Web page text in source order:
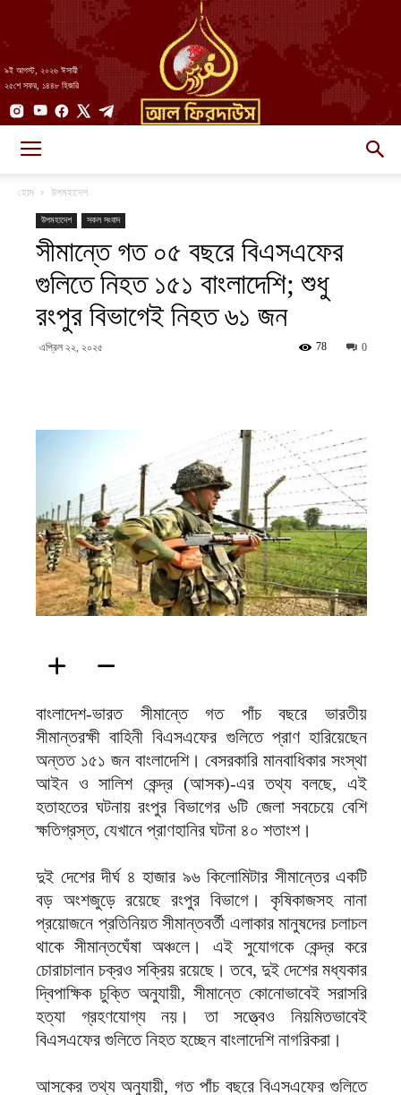
৯ই আগস্ট, ২০২৬ ঈসায়ী
২৫শে সফর, ১৪৪৮ হিজরি
||
আল-
হোম উপমহাদেশ
উপমহাদেশ সকল সংবাদ
সীমান্তে গত ০৫ বছরে বিএসএফের
গুলিতে নিহত ১৫১ বাংলাদেশি; শুধু
রংপুর বিভাগেই নিহত ৬১ জন
এপ্রিল ২২, ২০২৫ 0
78
বাংলাদেশ-ভারত সীমান্তে গত পাঁচ বছরে ভারতীয়
সীমান্তরক্ষী বাহিনী বিএসএফের গুলিতে প্রাণ হারিয়েছেন
অন্তত ১৫১ জন বাংলাদেশি। বেসরকারি মানবাধিকার সংস্থা
আইন ও সালিশ কেন্দ্র (আসক)-এর তথ্য বলছে, এই
হতাহতের ঘটনায় রংপুর বিভাগের ৬টি জেলা সবচেয়ে বেশি
ক্ষতিগ্রস্ত, যেখানে প্রাণহানির ঘটনা ৪০ শতাংশ।
দুই দেশের দীর্ঘ ৪ হাজার ৯৬ কিলোমিটার সীমান্তের একটি
বড় অংশজুড়ে রয়েছে রংপুর বিভাগে। কৃষিকাজসহ নানা
প্রয়োজনে প্রতিনিয়ত সীমান্তবর্তী এলাকার মানুষদের চলাচল
থাকে সীমান্তঘেঁষা অঞ্চলে। এই সুযোগকে কেন্দ্র করে
চোরাচালান চক্রও সক্রিয় রয়েছে। তবে, দুই দেশের মধ্যকার
দ্বিপাক্ষিক চুক্তি অনুযায়ী, সীমান্তে কোনোভাবেই সরাসরি
হত্যা গ্রহণযোগ্য নয়। তা সত্ত্বেও নিয়মিতভাবেই
বিএসএফের গুলিতে নিহত হচ্ছেন বাংলাদেশি নাগরিকরা।
আসকের তথ্য অনুযায়ী, গত পাঁচ বছরে বিএসএফের গুলিতে